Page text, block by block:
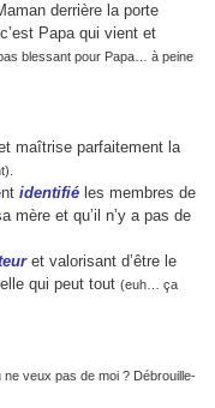
derrière la porte
Papa qui vient et
blessant pour Papa… à peine
maîtrise parfaitement la
identifié les membres de
mère et qu’il n’y a pas de
et valorisant d’être le
qui peut tout (euh… ça
ne veux pas de moi ? Débrouille-